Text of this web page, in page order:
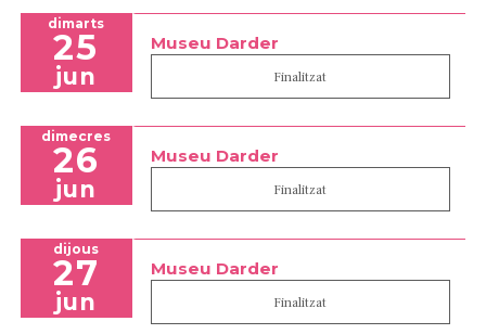
dimarts
25
jun
Museu Darder
Finalitzat
dimecres
26
jun
Museu Darder
Finalitzat
dijous
27
jun
Museu Darder
Finalitzat